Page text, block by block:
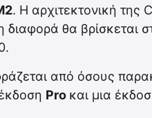
. Η αρχιτεκτονική της
θα βρίσκεται
από όσους
Pro και μια